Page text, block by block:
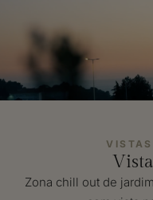
Zona chill out de